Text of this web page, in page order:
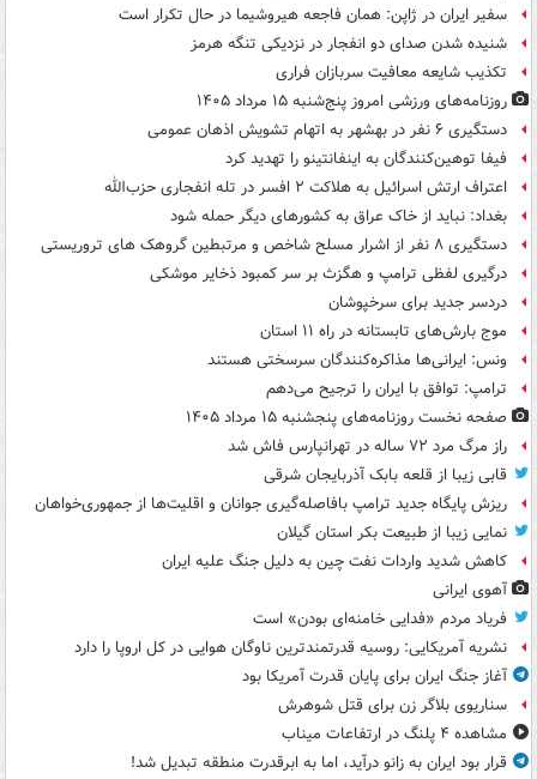
سفیر ایران در ژاپن: همان فاجعه هیروشیما در حال تکرار است
شنیده شدن صدای دو انفجار در نزدیکی تنگه هرمز
تکذیب شایعه معافیت سربازان فراری
روزنامه‌های ورزشی امروز پنج‌شنبه ۱۵ مرداد ۱۴۰۵
دستگیری ۶ نفر در بهشهر به اتهام تشویش اذهان عمومی
فیفا توهین‌کنندگان به اینفانتینو را تهدید کرد
اعتراف ارتش اسرائیل به هلاکت ۲ افسر در تله انفجاری حزب‌الله
بغداد: نباید از خاک عراق به کشورهای دیگر حمله شود
دستگیری ۸ نفر از اشرار مسلح شاخص و مرتبطین گروهک های تروریستی
درگیری لفظی ترامپ و هگزث بر سر کمبود ذخایر موشکی
دردسر جدید برای سرخپوشان
موج بارش‌های تابستانه در راه ۱۱ استان
ونس: ایرانی‌ها مذاکره‌کنندگان سرسختی هستند
ترامپ: توافق با ایران را ترجیح می‌دهم
صفحه نخست روزنامه‌های پنجشنبه ۱۵ مرداد ۱۴۰۵
راز مرگ مرد ۷۲ ساله در تهرانپارس فاش شد
قابی زیبا از قلعه بابک آذربایجان شرقی
ریزش پایگاه جدید ترامپ بافاصله‌گیری جوانان و اقلیت‌ها از جمهوری‌خواهان
نمایی زیبا از طبیعت بکر استان گیلان
کاهش شدید واردات نفت چین به دلیل جنگ علیه ایران
آهوی ایرانی
فریاد مردم «فدایی خامنه‌ای بودن» است
نشریه آمریکایی: روسیه قدرتمندترین ناوگان هوایی در کل اروپا را دارد
آغاز جنگ ایران برای پایان قدرت آمریکا بود
سناریوی بلاگر زن برای قتل شوهرش
مشاهده ۴ پلنگ در ارتفاعات میناب
قرار بود ایران به زانو درآید، اما به ابرقدرت منطقه تبدیل شد!